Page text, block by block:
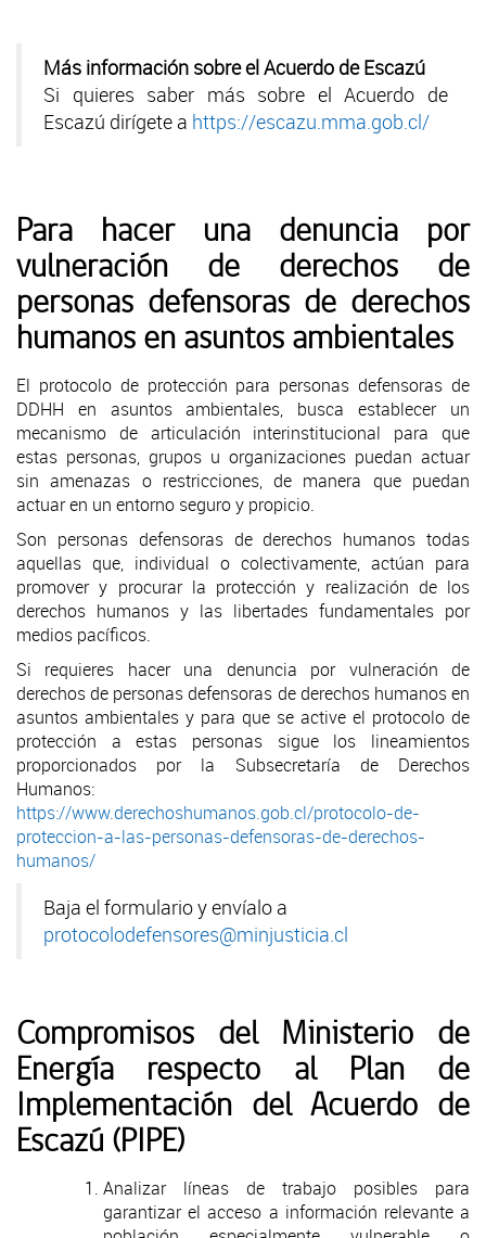
Más información sobre el Acuerdo de Escazú
Si quieres saber más sobre el Acuerdo de
Escazú dirígete a https://escazu.mma.gob.cl/
Para hacer una denuncia por
vulneración de derechos de
personas defensoras de derechos
humanos en asuntos ambientales
El protocolo de protección para personas defensoras de
DDHH en asuntos ambientales, busca establecer un
mecanismo de articulación interinstitucional para que
estas personas, grupos u organizaciones puedan actuar
sin amenazas o restricciones, de manera que puedan
actuar en un entorno seguro y propicio.
Son personas defensoras de derechos humanos todas
aquellas que, individual o colectivamente, actúan para
promover y procurar la protección y realización de los
derechos humanos y las libertades fundamentales por
medios pacíficos.
Si requieres hacer una denuncia por vulneración de
derechos de personas defensoras de derechos humanos en
asuntos ambientales y para que se active el protocolo de
protección a estas personas sigue los lineamientos
proporcionados por la Subsecretaría de Derechos
Humanos:
https://www.derechoshumanos.gob.cl/protocolo-de-
proteccion-a-las-personas-defensoras-de-derechos-
humanos/
Baja el formulario y envíalo a
protocolodefensores@minjusticia.cl
Compromisos del Ministerio de
Energía respecto al Plan de
Implementación del Acuerdo de
Escazú (PIPE)
Analizar líneas de trabajo posibles para
garantizar el acceso a información relevante a